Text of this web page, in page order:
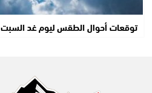
توقعات أحوال الطقس ليوم غد السبت